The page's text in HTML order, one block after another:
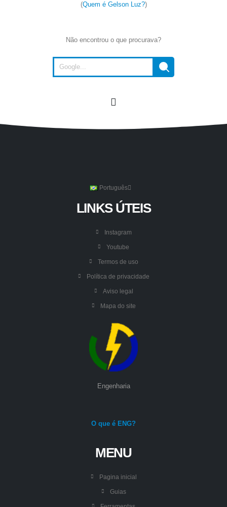
(Quem é Gelson Luz?)
Não encontrou o que procurava?
Português
LINKS ÚTEIS
Instagram
Youtube
Termos de uso
Política de privacidade
Aviso legal
Mapa do site
Engenharia
O que é ENG?
MENU
Pagina inicial
Guias